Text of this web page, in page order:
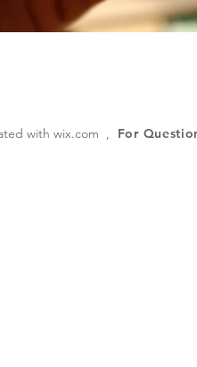
with wix.com , For